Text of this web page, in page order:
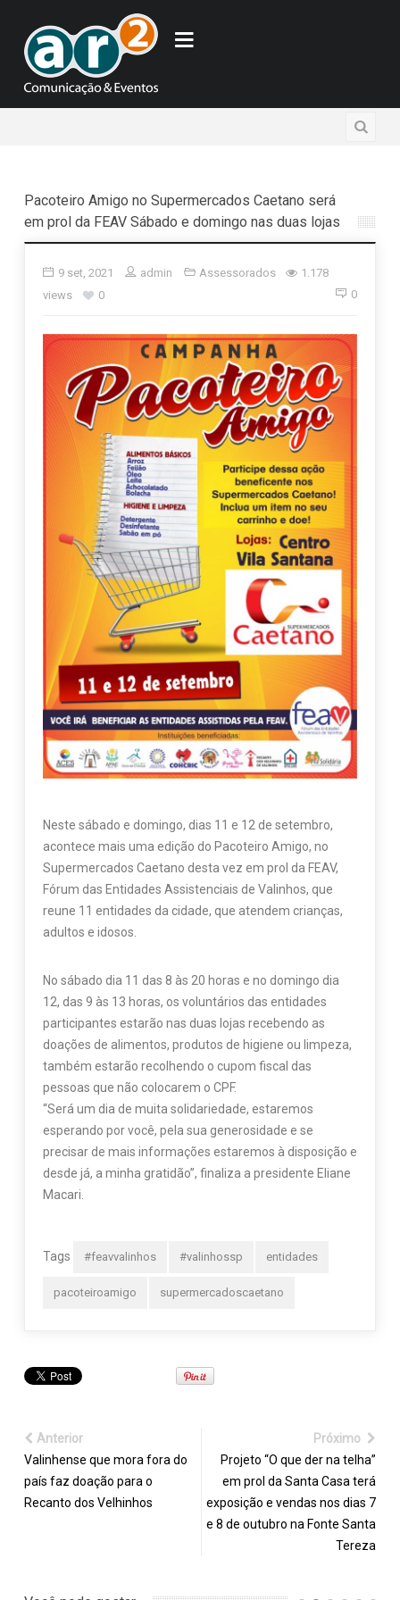
Pacoteiro Amigo no Supermercados Caetano será
em prol da FEAV Sábado e domingo nas duas lojas
9 set, 2021 admin Assessorados
1.178
views
0 0
Neste sábado e domingo, dias 11 e 12 de setembro,
acontece mais uma edição do Pacoteiro Amigo, no
Supermercados Caetano desta vez em prol da FEAV,
Fórum das Entidades Assistenciais de Valinhos, que
reune 11 entidades da cidade, que atendem crianças,
adultos e idosos.
No sábado dia 11 das 8 às 20 horas e no domingo dia
12, das 9 às 13 horas, os voluntários das entidades
participantes estarão nas duas lojas recebendo as
doações de alimentos, produtos de higiene ou limpeza,
também estarão recolhendo o cupom fiscal das
pessoas que não colocarem o CPF.
“Será um dia de muita solidariedade, estaremos
esperando por você, pela sua generosidade e se
precisar de mais informações estaremos à disposição e
desde já, a minha gratidão”, finaliza a presidente Eliane
Macari.
Tags #feavvalinhos #valinhossp entidades
pacoteiroamigo supermercadoscaetano
Anterior
Valinhense que mora fora do
país faz doação para o
Recanto dos Velhinhos
Próximo
Projeto “O que der na telha”
em prol da Santa Casa terá
exposição e vendas nos dias 7
e 8 de outubro na Fonte Santa
Tereza